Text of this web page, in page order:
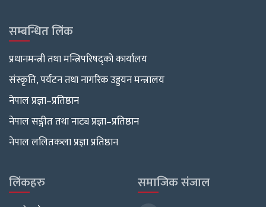
सम्बन्धित लिंक
प्रधानमन्त्री तथा मन्त्रिपरिषद्को कार्यालय
संस्कृति, पर्यटन तथा नागरिक उड्डयन मन्त्रालय
नेपाल प्रज्ञा–प्रतिष्ठान
नेपाल सङ्गीत तथा नाट्य प्रज्ञा–प्रतिष्ठान
नेपाल ललितकला प्रज्ञा प्रतिष्ठान
लिंकहरु समाजिक संजाल